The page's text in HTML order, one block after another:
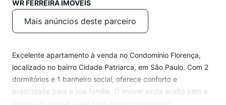
WR FERREIRA IMÓVEIS
Mais anúncios deste parceiro
Excelente apartamento à venda no Condomínio Florença,
localizado no bairro Cidade Patriarca, em São Paulo. Com 2
dormitórios e 1 banheiro social, oferece conforto e
praticidade para a sua família. O imóvel ainda aceita pets e